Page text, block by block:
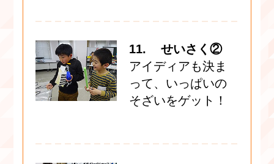
11. せいさく②
アイディアも決ま
って、いっぱいの
そざいをゲット！